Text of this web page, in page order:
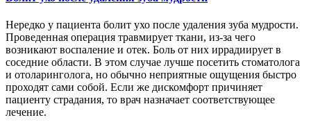
Нередко у пациента болит ухо после удаления зуба мудрости.
Проведенная операция травмирует ткани, из-за чего
возникают воспаление и отек. Боль от них иррадиирует в
соседние области. В этом случае лучше посетить стоматолога
и отоларинголога, но обычно неприятные ощущения быстро
проходят сами собой. Если же дискомфорт причиняет
пациенту страдания, то врач назначает соответствующее
лечение.